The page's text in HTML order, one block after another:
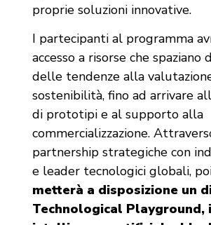
proprie soluzioni innovative.
I partecipanti al programma
accesso a risorse che spaziano
delle tendenze alla
sostenibilità, fino ad arrivare
di prototipi e al supporto alla
commercializzazione.
partnership strategiche con
e leader tecnologici globali,
metterà a disposizione un
Technological Playground,